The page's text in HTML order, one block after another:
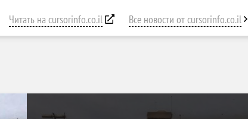
Читать на cursorinfo.co.il Все новости от cursorinfo.co.il